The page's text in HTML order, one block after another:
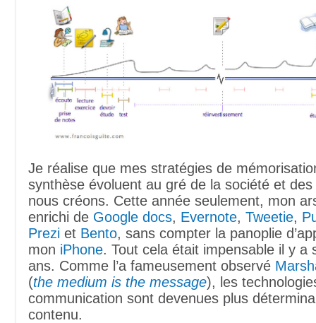
Je réalise que mes stratégies de
synthèse évoluent au gré de la société et
nous créons. Cette année seulement, mon
enrichi de Google docs, Evernote, Tweetie,
Prezi et Bento, sans compter la panoplie
mon iPhone. Tout cela était impensable il y a
ans. Comme l’a fameusement observé
(the medium is the message), les
communication sont devenues plus
contenu.